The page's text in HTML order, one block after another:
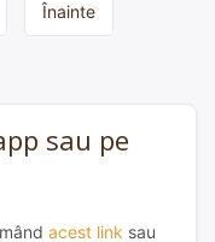
Înainte
sau pe
acest link sau